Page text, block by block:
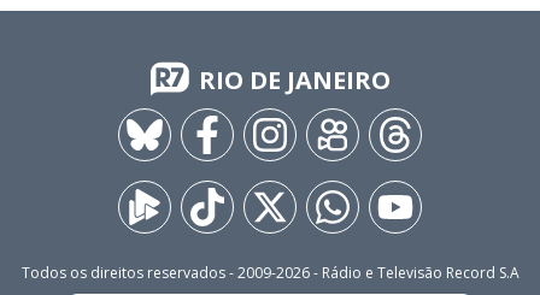
RIO DE JANEIRO
Todos os direitos reservados - 2009-2026- Rádio e Televisão Record S.A